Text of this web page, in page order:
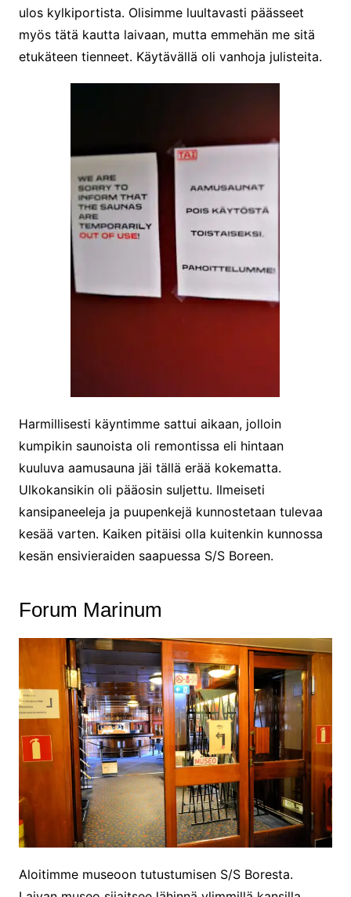
ulos kylkiportista. Olisimme luultavasti päässeet
myös tätä kautta laivaan, mutta emmehän me sitä
etukäteen tienneet. Käytävällä oli vanhoja julisteita.
Harmillisesti käyntimme sattui aikaan, jolloin
kumpikin saunoista oli remontissa eli hintaan
kuuluva aamusauna jäi tällä erää kokematta.
Ulkokansikin oli pääosin suljettu. Ilmeiseti
kansipaneeleja ja puupenkejä kunnostetaan tulevaa
kesää varten. Kaiken pitäisi olla kuitenkin kunnossa
kesän ensivieraiden saapuessa S/S Boreen.
Forum Marinum
Aloitimme museoon tutustumisen S/S Boresta.